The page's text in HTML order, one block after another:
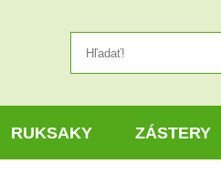
RUKSAKY ZÁSTERY